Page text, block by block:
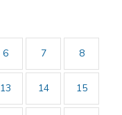
6 7 8
13 14 15